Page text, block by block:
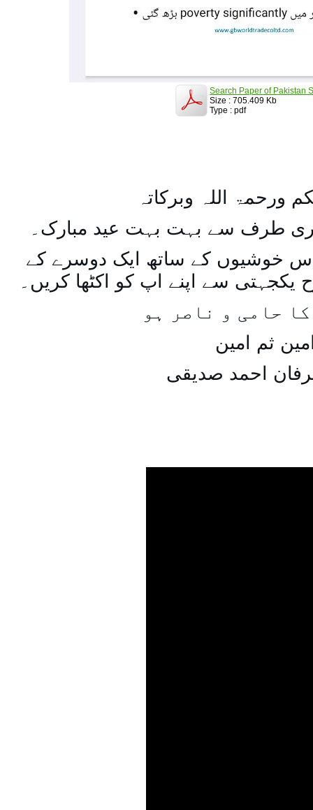
Search Paper of Pakistan
Size : 705.409 Kb
Type : pdf
ورحمۃ اللہ وبرکاتہ
طرف سے بہت بہت عید مبارک۔
خوشیوں کے ساتھ ایک دوسرے کے
سے اپنے اپ کو اکٹھا کریں۔
حامی و ناصر ہو
ثم امین
احمد صدیقی